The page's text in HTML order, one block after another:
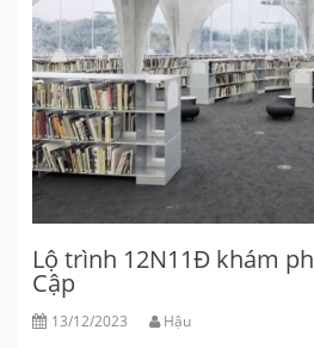
Lộ trình 12N11Đ khám
Cập
13/12/2023 Hậu